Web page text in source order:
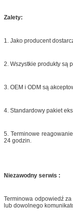
Zalety:
1. Jako producent
2. Wszystkie produkty są
3. OEM i ODM są
4. Standardowy pakiet
5. Terminowe
24 godzin.
Niezawodny serwis :
Terminowa odpowiedź
lub dowolnego